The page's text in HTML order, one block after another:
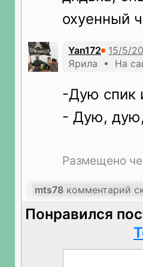
охуенный
Yan172
Ярила • На
-Дую спик
- Дую, дую,
Размещено
mts78 комментарий
Понравился